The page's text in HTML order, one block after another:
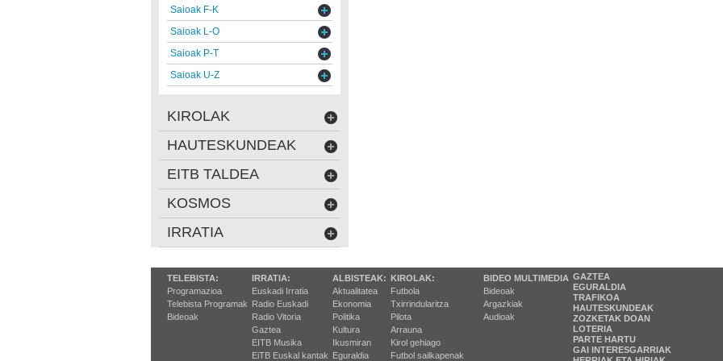
Saioak F-K
Saioak L-O
Saioak P-T
Saioak U-Z
KIROLAK
HAUTESKUNDEAK
EITB TALDEA
KOSMOS
IRRATIA
TELEBISTA:
Programazioa
Telebista Programak
Bideoak
IRRATIA:
Euskadi Irratia
Radio Euskadi
Radio Vitoria
Gaztea
EITB Musika
EiTB Euskal kantak
ALBISTEAK:
Aktualitatea
Ekonomia
Politika
Kultura
Ikusmiran
Eguraldia
KIROLAK:
Futbola
Txirrindularitza
Pilota
Arrauna
Kirol gehiago
Futbol sailkapenak
BIDEO MULTIMEDIA
Bideoak
Argazkiak
Audioak
GAZTEA
EGURALDIA
TRAFIKOA
HAUTESKUNDEAK
ZOZKETAK DOAN
LOTERIA
PARTE HARTU
GAI INTERESGARRIAK